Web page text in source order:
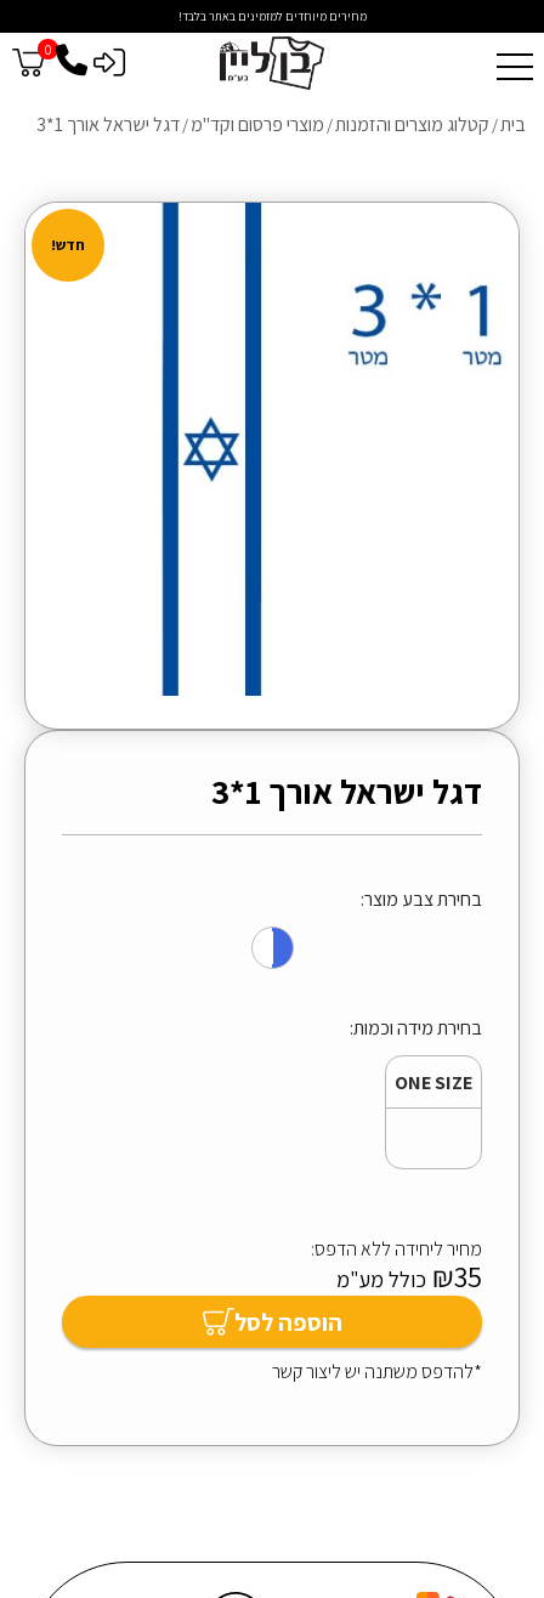
מחירים מיוחדים למזמינים באתר בלבד!
0
כניסה לסיטונאים
בית/ קטלוג מוצרים והזמנות/ מוצרי פרסום וקד"מ/דגל ישראל אורך 1*3
דגל ישראל אורך 1*3
בחירת צבע מוצר:
בחירת מידה וכמות:
ONE SIZE
הוספה לסל
מחיר ליחידה ללא הדפס:
₪35 כולל מע"מ
*להדפס משתנה יש ליצור קשר
חדש!